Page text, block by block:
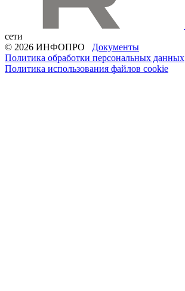
сети
© 2026 ИНФОПРО
Документы
Политика обработки персональных данных
Политика использования файлов cookie